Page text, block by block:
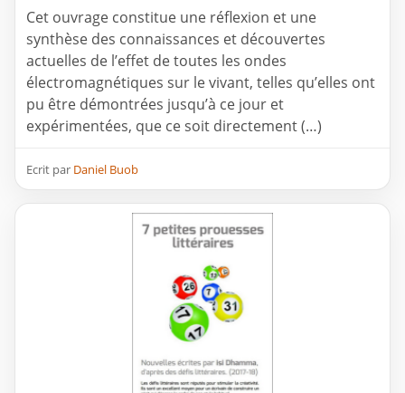
Cet ouvrage constitue une réflexion et une
synthèse des connaissances et découvertes
actuelles de l’effet de toutes les ondes
électromagnétiques sur le vivant, telles qu’elles ont
pu être démontrées jusqu’à ce jour et
expérimentées, que ce soit directement (…)
Ecrit par Daniel Buob